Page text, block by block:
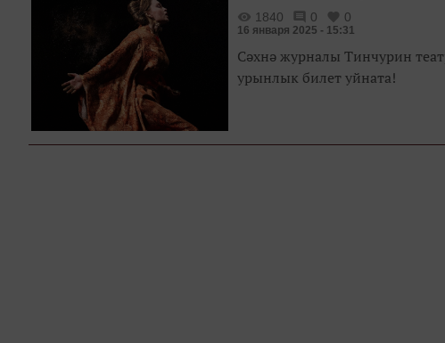
1840 0 0
16 января 2025 - 15:31
Сәхнә журналы Тинчурин
урынлык билет уйната!